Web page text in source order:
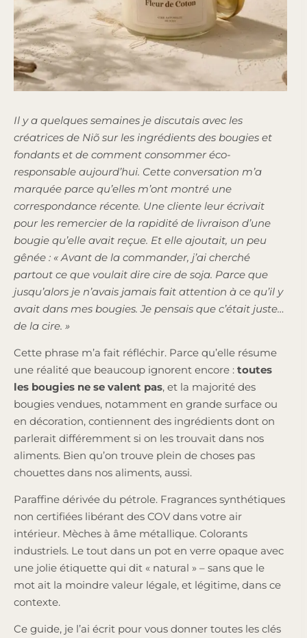
Il y a quelques semaines je discutais avec les
créatrices de Niõ sur les ingrédients des bougies et
fondants et de comment consommer éco-
responsable aujourd’hui. Cette conversation m’a
marquée parce qu’elles m’ont montré une
correspondance récente. Une cliente leur écrivait
pour les remercier de la rapidité de livraison d’une
bougie qu’elle avait reçue. Et elle ajoutait, un peu
gênée : « Avant de la commander, j’ai cherché
partout ce que voulait dire cire de soja. Parce que
jusqu’alors je n’avais jamais fait attention à ce qu’il y
avait dans mes bougies. Je pensais que c’était juste…
de la cire. »
Cette phrase m’a fait réfléchir. Parce qu’elle résume
une réalité que beaucoup ignorent encore : toutes
les bougies ne se valent pas, et la majorité des
bougies vendues, notamment en grande surface ou
en décoration, contiennent des ingrédients dont on
parlerait différemment si on les trouvait dans nos
aliments. Bien qu’on trouve plein de choses pas
chouettes dans nos aliments, aussi.
Paraffine dérivée du pétrole. Fragrances synthétiques
non certifiées libérant des COV dans votre air
intérieur. Mèches à âme métallique. Colorants
industriels. Le tout dans un pot en verre opaque avec
une jolie étiquette qui dit « natural » – sans que le
mot ait la moindre valeur légale, et légitime, dans ce
contexte.
Ce guide, je l’ai écrit pour vous donner toutes les clés